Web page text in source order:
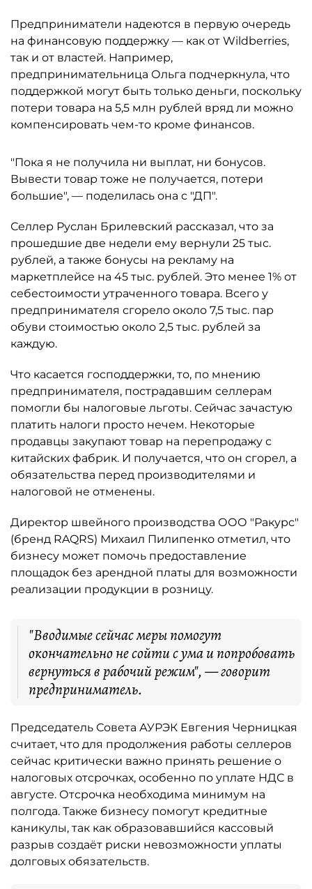
Предприниматели надеются в первую очередь
на финансовую поддержку — как от Wildberries,
так и от властей. Например,
предпринимательница Ольга подчеркнула, что
поддержкой могут быть только деньги, поскольку
потери товара на 5,5 млн рублей вряд ли можно
компенсировать чем-то кроме финансов.
"Пока я не получила ни выплат, ни бонусов.
Вывести товар тоже не получается, потери
большие", — поделилась она с "ДП".
Селлер Руслан Брилевский рассказал, что за
прошедшие две недели ему вернули 25 тыс.
рублей, а также бонусы на рекламу на
маркетплейсе на 45 тыс. рублей. Это менее 1% от
себестоимости утраченного товара. Всего у
предпринимателя сгорело около 7,5 тыс. пар
обуви стоимостью около 2,5 тыс. рублей за
каждую.
Что касается господдержки, то, по мнению
предпринимателя, пострадавшим селлерам
помогли бы налоговые льготы. Сейчас зачастую
платить налоги просто нечем. Некоторые
продавцы закупают товар на перепродажу с
китайских фабрик. И получается, что он сгорел, а
обязательства перед производителями и
налоговой не отменены.
Директор швейного производства ООО "Ракурс"
(бренд RAQRS) Михаил Пилипенко отметил, что
бизнесу может помочь предоставление
площадок без арендной платы для возможности
реализации продукции в розницу.
"Вводимые сейчас меры помогут
окончательно не сойти с ума и попробовать
вернуться в рабочий режим", — говорит
предприниматель.
Председатель Совета АУРЭК Евгения Черницкая
считает, что для продолжения работы селлеров
сейчас критически важно принять решение о
налоговых отсрочках, особенно по уплате НДС в
августе. Отсрочка необходима минимум на
полгода. Также бизнесу помогут кредитные
каникулы, так как образовавшийся кассовый
разрыв создаёт риски невозможности уплаты
долговых обязательств.